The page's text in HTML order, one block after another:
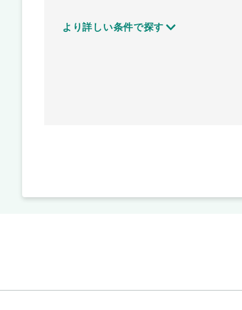
より詳しい条件で探す